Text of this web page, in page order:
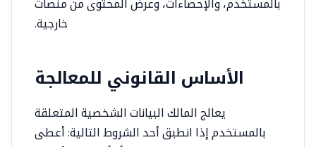
بالمستخدم، والإحصاءات، وعرض المحتوى من منصات
خارجية.
الأساس القانوني للمعالجة
يعالج المالك البيانات الشخصية المتعلقة
بالمستخدم إذا انطبق أحد الشروط التالية: أعطى